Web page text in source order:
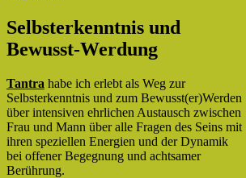
Selbsterkenntnis und
Bewusst-Werdung
Tantra habe ich erlebt als Weg zur
Selbsterkenntnis und zum Bewusst(er)Werden
über intensiven ehrlichen Austausch zwischen
Frau und Mann über alle Fragen des Seins mit
ihren speziellen Energien und der Dynamik
bei offener Begegnung und achtsamer
Berührung.